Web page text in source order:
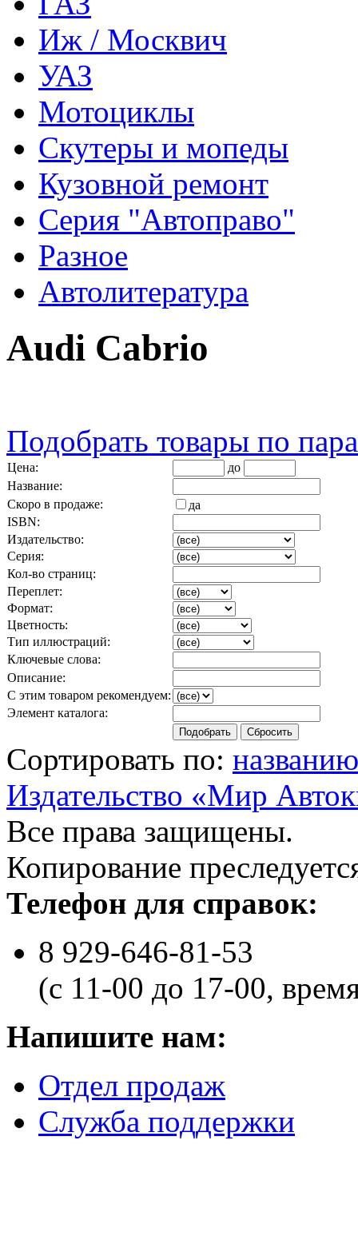
Иж / Москвич
УАЗ
Мотоциклы
Скутеры и мопеды
Кузовной ремонт
Серия "Автоправо"
Разное
Автолитература
Audi Cabrio
Подобрать товары по
Цена:
до
Название:
Скоро в продаже:
да
ISBN:
Издательство:
Серия:
Кол-во страниц:
Переплет:
Формат:
Цветность:
Тип иллюстраций:
Ключевые слова:
Описание:
С этим товаром рекомендуем:
Элемент каталога:
Сортировать по: названию
Издательство «Мир
Все права защищены.
Копирование
Телефон для справок:
8 929-646-81-53
(с 11-00 до 17-00,
Напишите нам:
Отдел продаж
Служба поддержки